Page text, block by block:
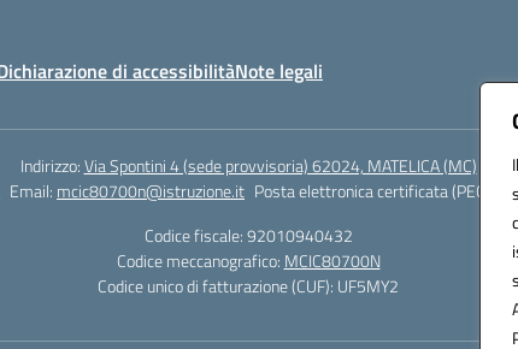
di accessibilitàNote legali
Indirizzo:Via Spontini 4 (sede provvisoria) 62024, MATELICA (MC)
Email: mcic80700n@istruzione.it Posta elettronica certificata (PEC):
Codice fiscale: 92010940432
Codice meccanografico: MCIC80700N
Codice unico di fatturazione (CUF): UF5MY2